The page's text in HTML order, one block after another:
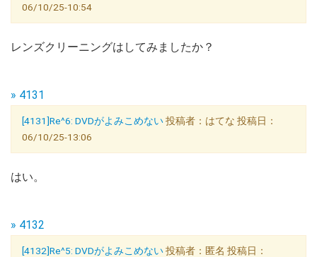
06/10/25-10:54
レンズクリーニングはしてみましたか？
» 4131
[4131]Re^6: DVDがよみこめない投稿者：はてな 投稿日：
06/10/25-13:06
はい。
» 4132
[4132]Re^5: DVDがよみこめない投稿者：匿名 投稿日：